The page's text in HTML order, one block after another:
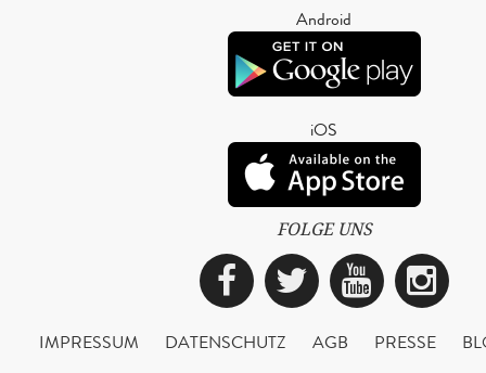
Android
iOS
FOLGE UNS
Facebook
Twitter
IMPRESSUM DATENSCHUTZ AGB PRESSE